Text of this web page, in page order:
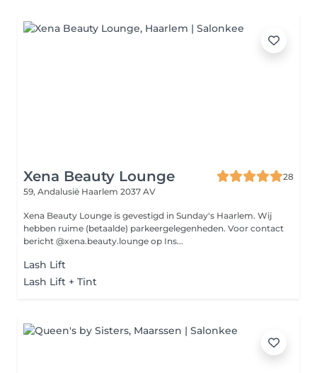
Xena Beauty Lounge
28
59, Andalusië Haarlem 2037 AV
Xena Beauty Lounge is gevestigd in Sunday's Haarlem. Wij
hebben ruime (betaalde) parkeergelegenheden. Voor contact
bericht @xena.beauty.lounge op Ins...
Lash Lift
Lash Lift + Tint